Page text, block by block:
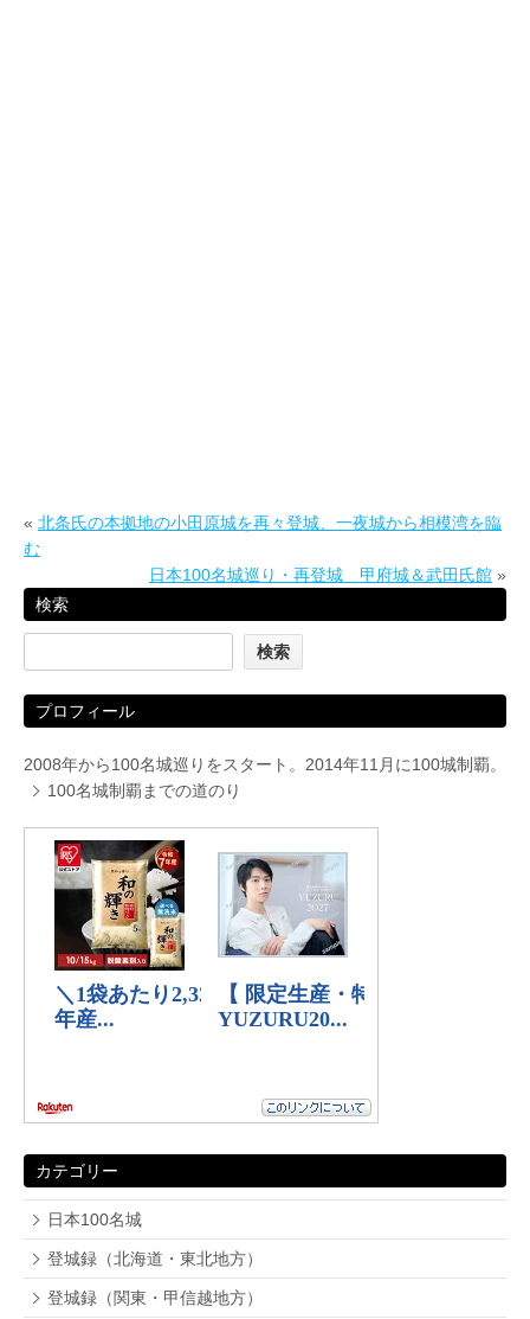
« 北条氏の本拠地の小田原城を再々登城、一夜城から相模湾を臨
む
日本100名城巡り・再登城 甲府城＆武田氏館 »
検索
プロフィール
2008年から100名城巡りをスタート。2014年11月に100城制覇。
100名城制覇までの道のり
カテゴリー
日本100名城
登城録（北海道・東北地方）
登城録（関東・甲信越地方）